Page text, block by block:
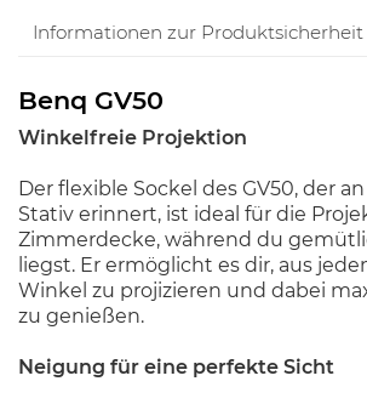
Informationen zur Produktsicherheit
Benq GV50
Winkelfreie Projektion
Der flexible Sockel des GV50, der
Stativ erinnert, ist ideal für die
Zimmerdecke, während du
liegst. Er ermöglicht es dir, aus
Winkel zu projizieren und dabei
zu genießen.
Neigung für eine perfekte Sicht